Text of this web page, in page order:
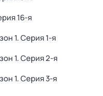
16-я
1. Серия 1-я
1. Серия 2-я
1. Серия 3-я